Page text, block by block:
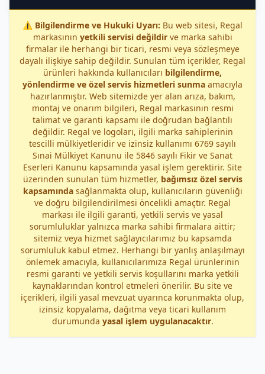
⚠️ Bilgilendirme ve Hukuki Uyarı: Bu web sitesi, Regal
markasının yetkili servisi değildirve marka sahibi
firmalar ile herhangi bir ticari, resmi veya sözleşmeye
dayalı ilişkiye sahip değildir. Sunulan tüm içerikler, Regal
ürünleri hakkında kullanıcıları bilgilendirme,
yönlendirme ve özel servis hizmetleri sunma amacıyla
hazırlanmıştır. Web sitemizde yer alan arıza, bakım,
montaj ve onarım bilgileri, Regal markasının resmi
talimat ve garanti kapsamı ile doğrudan bağlantılı
değildir. Regal ve logoları, ilgili marka sahiplerinin
tescilli mülkiyetleridir ve izinsiz kullanımı 6769 sayılı
Sınai Mülkiyet Kanunu ile 5846 sayılı Fikir ve Sanat
Eserleri Kanunu kapsamında yasal işlem gerektirir. Site
üzerinden sunulan tüm hizmetler, bağımsız özel servis
kapsamındasağlanmakta olup, kullanıcıların güvenliği
ve doğru bilgilendirilmesi öncelikli amaçtır. Regal
markası ile ilgili garanti, yetkili servis ve yasal
sorumluluklar yalnızca marka sahibi firmalara aittir;
sitemiz veya hizmet sağlayıcılarımız bu kapsamda
sorumluluk kabul etmez. Herhangi bir yanlış anlaşılmayı
önlemek amacıyla, kullanıcılarımıza Regal ürünlerinin
resmi garanti ve yetkili servis koşullarını marka yetkili
kaynaklarından kontrol etmeleri önerilir. Bu site ve
içerikleri, ilgili yasal mevzuat uyarınca korunmakta olup,
izinsiz kopyalama, dağıtma veya ticari kullanım
durumunda yasal işlem uygulanacaktır.